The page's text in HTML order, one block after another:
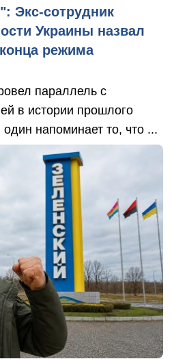
Экс-сотрудник
Украины назвал
режима
параллель с
в истории прошлого
напоминает то, что ...